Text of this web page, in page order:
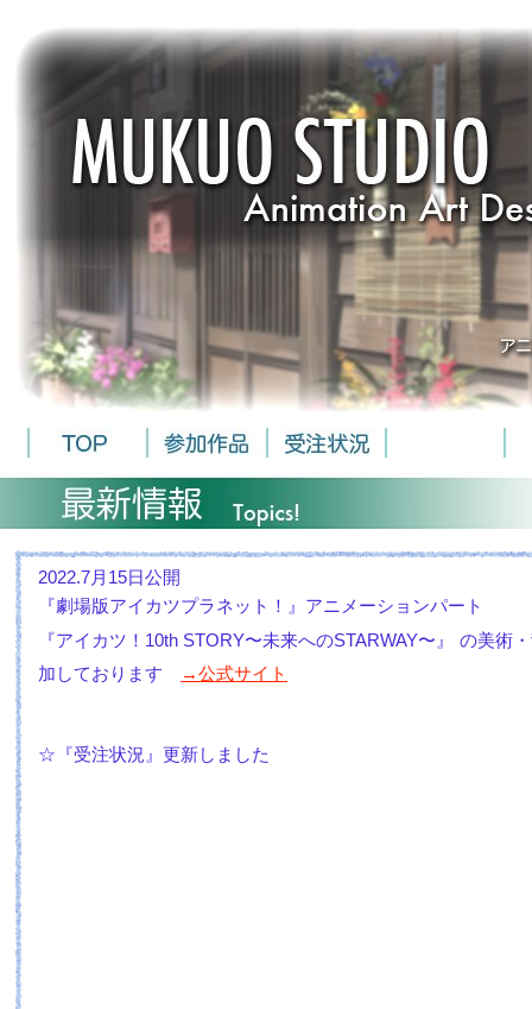
2022.7月15日公開
『劇場版アイカツプラネット！』アニメーションパート
『アイカツ！ 10th STORY〜未来へのSTARWAY〜』
の美術
加しております
→公式サイト
☆『受注状況』更新しました